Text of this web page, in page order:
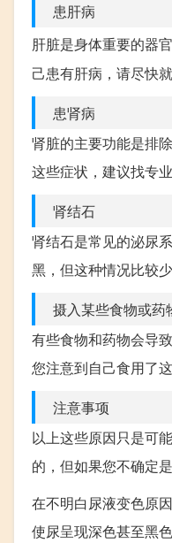
患肝病
肝脏是身体重要的器
己患有肝病，请尽快就
患肾病
肾脏的主要功能是排
这些症状，建议找专
肾结石
肾结石是常见的泌尿
黑，但这种情况比较少
摄入某些食物或药
有些食物和药物会导
您注意到自己食用了
注意事项
以上这些原因只是可
的，但如果您不确定
在不明白尿液变色原
使尿呈现深色甚至黑